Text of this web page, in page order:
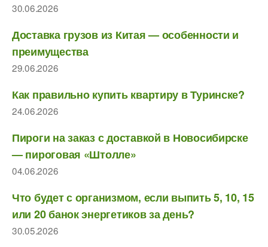
30.06.2026
Доставка грузов из Китая — особенности и
преимущества
29.06.2026
Как правильно купить квартиру в Туринске?
24.06.2026
Пироги на заказ с доставкой в Новосибирске
— пироговая «Штолле»
04.06.2026
Что будет с организмом, если выпить 5, 10, 15
или 20 банок энергетиков за день?
30.05.2026